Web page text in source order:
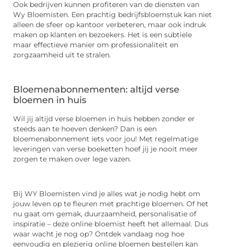
Ook bedrijven kunnen profiteren van de diensten van
Wy Bloemisten. Een prachtig bedrijfsbloemstuk kan niet
alleen de sfeer op kantoor verbeteren, maar ook indruk
maken op klanten en bezoekers. Het is een subtiele
maar effectieve manier om professionaliteit en
zorgzaamheid uit te stralen.
Bloemenabonnementen: altijd verse
bloemen in huis
Wil jij altijd verse bloemen in huis hebben zonder er
steeds aan te hoeven denken? Dan is een
bloemenabonnement iets voor jou! Met regelmatige
leveringen van verse boeketten hoef jij je nooit meer
zorgen te maken over lege vazen.
Bij WY Bloemisten vind je alles wat je nodig hebt om
jouw leven op te fleuren met prachtige bloemen. Of het
nu gaat om gemak, duurzaamheid, personalisatie of
inspiratie – deze online bloemist heeft het allemaal. Dus
waar wacht je nog op? Ontdek vandaag nog hoe
eenvoudig en plezierig online bloemen bestellen kan